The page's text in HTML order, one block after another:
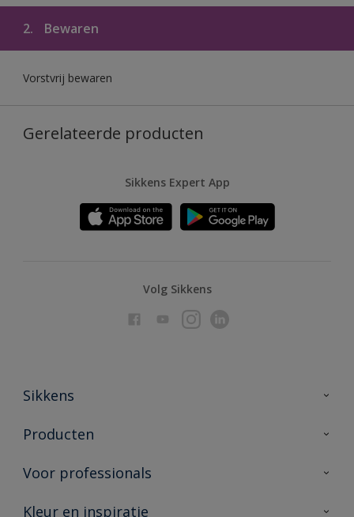
2. Bewaren
Vorstvrij bewaren
Gerelateerde producten
Sikkens Expert App
Volg Sikkens
Sikkens
Over Sikkens
Duurzaamheid
Producten
Producten voor binnen
Voor professionals
Advies & service
Kleur en inspiratie